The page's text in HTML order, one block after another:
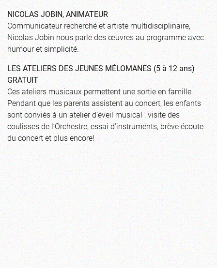
NICOLAS JOBIN, ANIMATEUR
Communicateur recherché et artiste multidisciplinaire,
Nicolas Jobin nous parle des œuvres au programme avec
humour et simplicité.
LES ATELIERS DES JEUNES MÉLOMANES (5 à 12 ans)
GRATUIT
Ces ateliers musicaux permettent une sortie en famille.
Pendant que les parents assistent au concert, les enfants
sont conviés à un atelier d’éveil musical : visite des
coulisses de l’Orchestre, essai d’instruments, brève écoute
du concert et plus encore!